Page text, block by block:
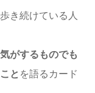
き続けている人
がするものでも
とを語るカード